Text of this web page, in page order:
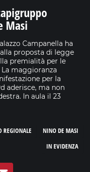
Masi
Campanella ha
proposta di legge
premialità per le
maggioranza
per la
aderisce, ma non
In aula il 23
NINO DE MASI
REGIONALE
IN EVIDENZA